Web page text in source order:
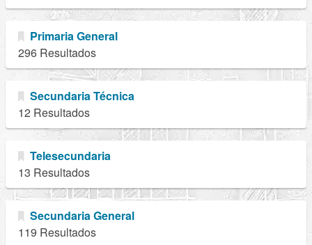
Primaria General
296 Resultados
Secundaria Técnica
12 Resultados
Telesecundaria
13 Resultados
Secundaria General
119 Resultados